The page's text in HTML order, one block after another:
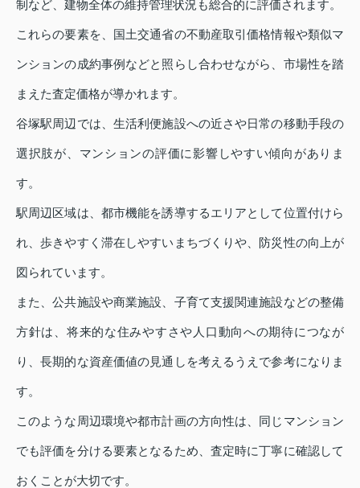
制など、建物全体の維持管理状況も総合的に評価されます。
これらの要素を、国土交通省の不動産取引価格情報や類似マ
ンションの成約事例などと照らし合わせながら、市場性を踏
まえた査定価格が導かれます。
谷塚駅周辺では、生活利便施設への近さや日常の移動手段の
選択肢が、マンションの評価に影響しやすい傾向がありま
す。
駅周辺区域は、都市機能を誘導するエリアとして位置付けら
れ、歩きやすく滞在しやすいまちづくりや、防災性の向上が
図られています。
また、公共施設や商業施設、子育て支援関連施設などの整備
方針は、将来的な住みやすさや人口動向への期待につなが
り、長期的な資産価値の見通しを考えるうえで参考になりま
す。
このような周辺環境や都市計画の方向性は、同じマンション
でも評価を分ける要素となるため、査定時に丁寧に確認して
おくことが大切です。